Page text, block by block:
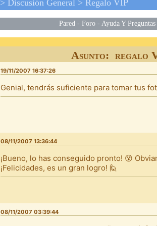
> Discusión General > Regalo VIP
Pared - Foro- Ayuda Y Preguntas
Asunto: regalo
19/11/2007 16:37:26
Genial, tendrás suficiente para tomar tus
08/11/2007 13:36:44
¡Bueno, lo has conseguido pronto! 😵
¡Felicidades, es un gran logro! 🙋
08/11/2007 03:39:44